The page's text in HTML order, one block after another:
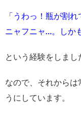
「うわっ！瓶が割
ニャフニャ…。しか
という経験をしまし
なので、それからは
うにしています。